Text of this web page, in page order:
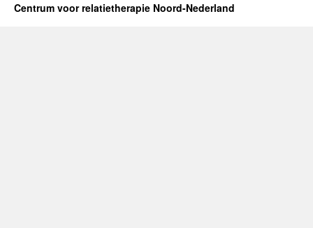
Centrum voor relatietherapie Noord-Nederland